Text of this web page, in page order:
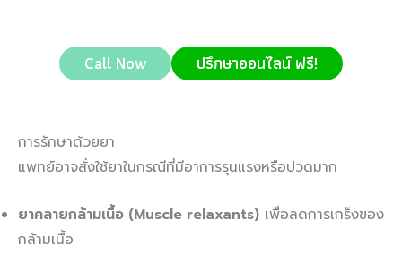
Call Now ปรึกษาออนไลน์ ฟรี!
การรักษาด้วยยา
แพทย์อาจสั่งใช้ยาในกรณีที่มีอาการรุนแรงหรือปวดมาก
ยาคลายกล้ามเนื้อ (Muscle relaxants) เพื่อลดการเกร็งของ
กล้ามเนื้อ